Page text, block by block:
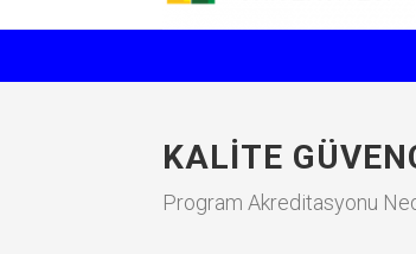
KALITE
Program Akreditasyonu